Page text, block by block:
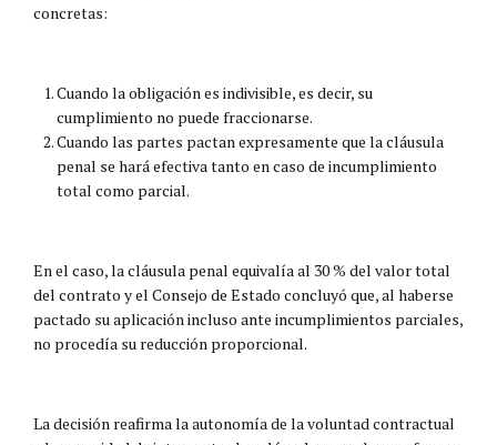
concretas:
Cuando la obligación es indivisible, es decir, su
cumplimiento no puede fraccionarse.
Cuando las partes pactan expresamente que la cláusula
penal se hará efectiva tanto en caso de incumplimiento
total como parcial.
En el caso, la cláusula penal equivalía al 30 % del valor total
del contrato y el Consejo de Estado concluyó que, al haberse
pactado su aplicación incluso ante incumplimientos parciales,
no procedía su reducción proporcional.
La decisión reafirma la autonomía de la voluntad contractual